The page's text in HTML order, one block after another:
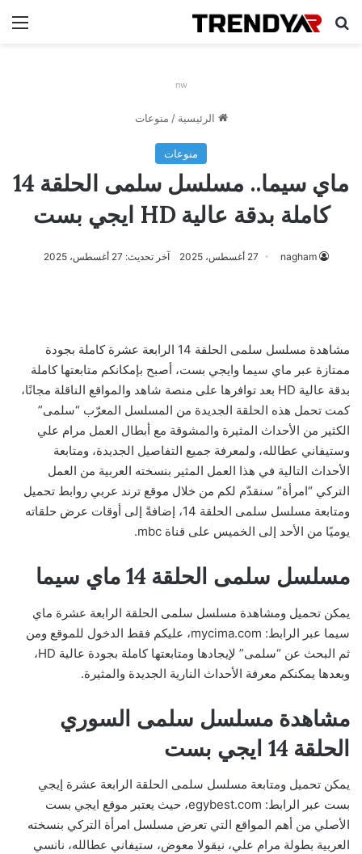
بحث عن
nw
الرئيسية / منوعات
منوعات
ماي سيما.. مسلسل سلمى الحلقة 14
كاملة بدقة عالية HD ايجي بست
nagham 27 أغسطس، 2025 آخر تحديث: 27 أغسطس، 2025
مشاهدة مسلسل سلمى الحلقة 14 الرابعة عشرة كاملة بجودة
ممتازة عبر ماي سيما وايجي بست، أصبح بإمكانكم متابعتها كاملة
بدقة عالية HD بعد توافرها على منصة شاهد والمواقع الناقلة مجانًا،
كمت تحمل هذه الحلقة الجديدة من المسلسل المعرّب “سلمى”
الكثير من الأحداث المثيرة والمشوقة مع أبطال العمل مرام علي
وستيفاني عطالله، ولمعرفة جميع التفاصيل الجديدة، ومتابعة
الأحداث التالية في هذا العمل المثير بنسخته العربية من العمل
التركي “امرأة” سنقدّم لكم من خلال موقع ترند عربي روابط تحميل
ومتابعة مسلسل سلمى الحلقة 14، إضافةً إلى أوقات عرض حلقاته
يوميًا من الأحد إلى الخميس على قناة mbc.
مسلسل سلمى الحلقة 14 ماي سيما
يمكن تحميل ومشاهدة مسلسل سلمى الحلقة الرابعة عشرة ماي
سيما عبر الرابط: mycima.com، عليكم فقط الدخول للموقع ومن
ثم البحث عن “سلمى” لإيجادها ومتابعتها كاملة بجودة عالية HD،
وبعدها يمكنكم معرفة الأحداث النارية الجديدة والمثيرة.
مشاهدة مسلسل سلمى السوري
الحلقة 14 ايجي بست
يمكن تحميل ومتابعة مسلسل سلمى الحلقة الرابعة عشرة إيجي
بست عبر الرابط: egybest.com، حيث يعتبر موقع ايجي بست
الأصلي من أهم المواقع التي تعرض مسلسل امرأة التركي بنسخته
العربية بطولة مرام علي، نيقولا معوض، ستيفاني عطالله، نانسي